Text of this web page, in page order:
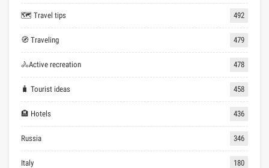
🗺 Travel tips 492
🧭 Traveling 479
🚴Active recreation 478
🧳 Tourist ideas 458
🏨 Hotels 436
Russia 346
Italy 180